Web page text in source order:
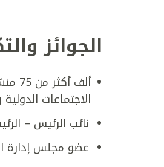
الجوائز
الاجتماعات
نائب الرئيس –
عضو مجلس إدارة